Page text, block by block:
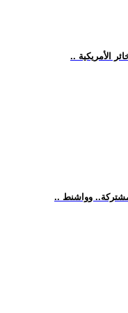
الأمريكية
مشتركة.. وواشنط